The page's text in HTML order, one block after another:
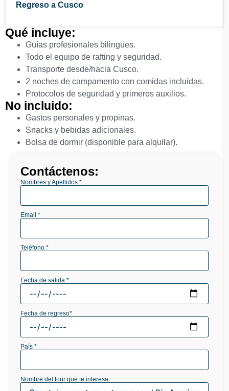
Regreso a Cusco
Qué incluye:
Guías profesionales bilingües.
Todo el equipo de rafting y seguridad.
Transporte desde/hacia Cusco.
2 noches de campamento con comidas incluidas.
Protocolos de seguridad y primeros auxilios.
No incluido:
Gastos personales y propinas.
Snacks y bebidas adicionales.
Bolsa de dormir (disponible para alquilar).
Contáctenos:
Nombres y Apellidos *
Email *
Teléfono *
Fecha de salida *
Fecha de regreso*
País *
Nombre del tour que te interesa